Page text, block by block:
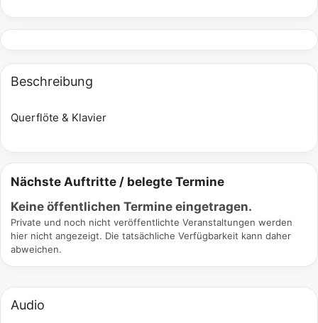
Beschreibung
Querflöte & Klavier
Nächste Auftritte / belegte Termine
Keine öffentlichen Termine eingetragen.
Private und noch nicht veröffentlichte Veranstaltungen werden
hier nicht angezeigt. Die tatsächliche Verfügbarkeit kann daher
abweichen.
Audio